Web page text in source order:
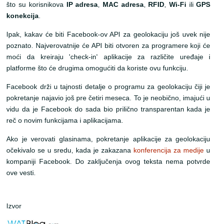
što su korisnikova
IP adresa, MAC adresa, RFID,Wi-Fi iliGPS
konekcija.
Ipak, kakav će biti Facebook-ov API za geolokaciju još uvek nije
poznato. Najverovatnije će API biti otvoren za programere koji će
moći da kreiraju 'check-in' aplikacije za različite uređaje i
platforme što će drugima omogućiti da koriste ovu funkciju.
Facebook drži u tajnosti detalje o programu za geolokaciju čiji je
pokretanje najavio još pre četiri meseca. To je neobično, imajući u
vidu da je Facebook do sada bio prilično transparentan kada je
reč o novim funkcijama i aplikacijama.
Ako je verovati glasinama, pokretanje aplikacije za geolokaciju
očekivalo se u sredu, kada je zakazana konferencija za medije u
kompaniji Facebook. Do zaključenja ovog teksta nema potvrde
ove vesti.
Izvor